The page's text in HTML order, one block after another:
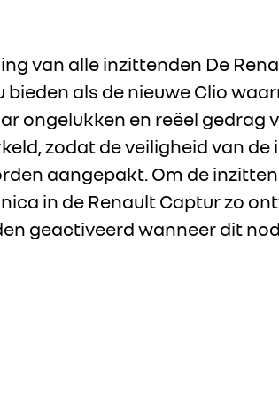
van alle inzittenden De
als de nieuwe Clio
ongelukken en reëel gedrag
zodat de veiligheid van de
aangepakt. Om de
in de Renault Captur zo
geactiveerd wanneer dit